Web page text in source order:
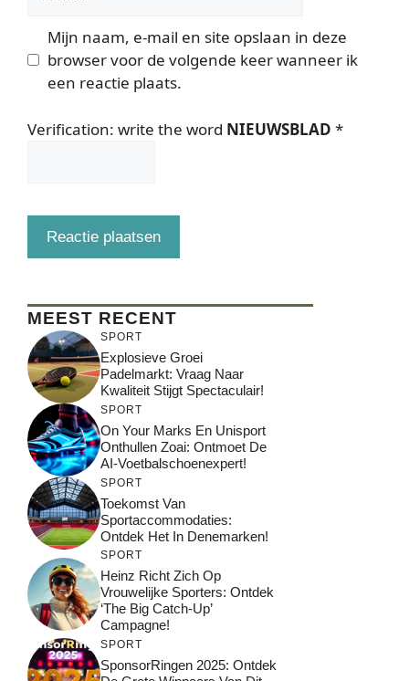
Mijn naam, e-mail en site opslaan in deze
browser voor de volgende keer wanneer ik
een reactie plaats.
Verification: write the word NIEUWSBLAD *
MEEST RECENT
SPORT
Explosieve Groei
Padelmarkt: Vraag Naar
Kwaliteit Stijgt Spectaculair!
SPORT
On Your Marks En Unisport
Onthullen Zoai: Ontmoet De
AI-Voetbalschoenexpert!
SPORT
Toekomst Van
Sportaccommodaties:
Ontdek Het In Denemarken!
SPORT
Heinz Richt Zich Op
Vrouwelijke Sporters: Ontdek
‘The Big Catch-Up’
Campagne!
SPORT
SponsorRingen 2025: Ontdek